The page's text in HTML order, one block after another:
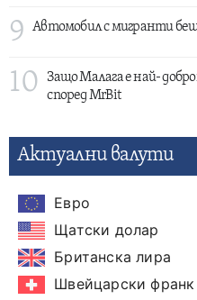
9 Автомобил с мигранти
10
Защо Малага е най-
според MrBit
Актуални валути
Евро
Щатски долар
Британска лира
Швейцарски франк